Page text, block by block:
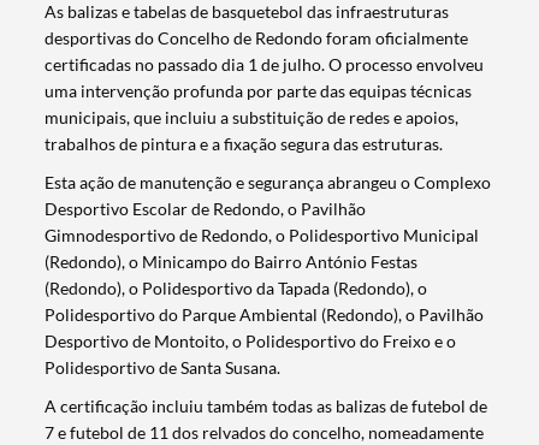
As balizas e tabelas de basquetebol das infraestruturas
desportivas do Concelho de Redondo foram oficialmente
certificadas no passado dia 1 de julho. O processo envolveu
uma intervenção profunda por parte das equipas técnicas
municipais, que incluiu a substituição de redes e apoios,
trabalhos de pintura e a fixação segura das estruturas.
Esta ação de manutenção e segurança abrangeu o Complexo
Desportivo Escolar de Redondo, o Pavilhão
Gimnodesportivo de Redondo, o Polidesportivo Municipal
(Redondo), o Minicampo do Bairro António Festas
(Redondo), o Polidesportivo da Tapada (Redondo), o
Polidesportivo do Parque Ambiental (Redondo), o Pavilhão
Desportivo de Montoito, o Polidesportivo do Freixo e o
Polidesportivo de Santa Susana.
A certificação incluiu também todas as balizas de futebol de
7 e futebol de 11 dos relvados do concelho, nomeadamente